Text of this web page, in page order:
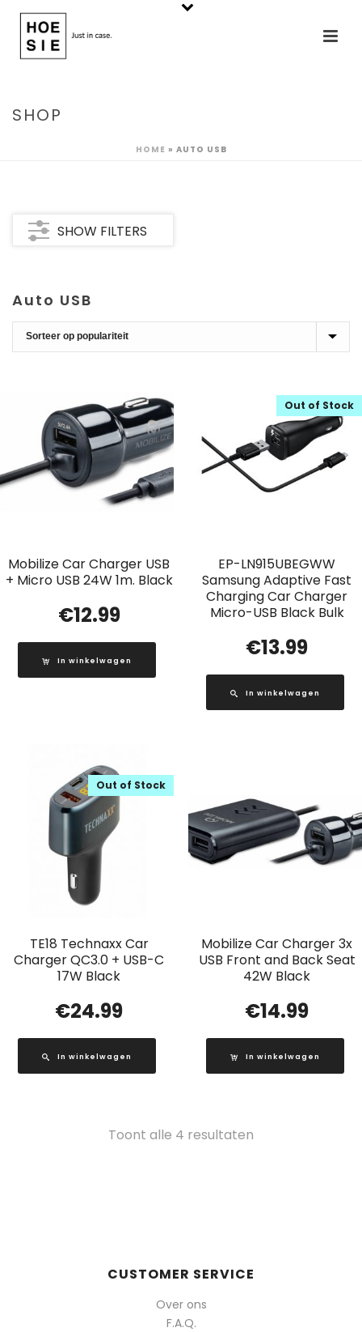
SHOP
HOME » AUTO USB
SHOW FILTERS
Auto USB
Mobilize Car Charger USB
+ Micro USB 24W 1m. Black
€12.99
In winkelwagen
EP-LN915UBEGWW
Samsung Adaptive Fast
Charging Car Charger
Micro-USB Black Bulk
Out of Stock
€13.99
In winkelwagen
TE18 Technaxx Car
Charger QC3.0 + USB-C
17W Black
Out of Stock
€24.99
In winkelwagen
Mobilize Car Charger 3x
USB Front and Back Seat
42W Black
€14.99
In winkelwagen
Toont alle 4 resultaten
CUSTOMER SERVICE
Over ons
F.A.Q.